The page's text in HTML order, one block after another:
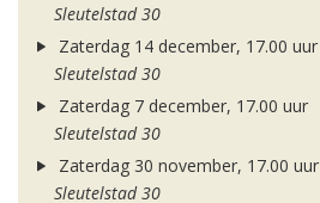
Sleutelstad 30
Zaterdag 14 december, 17.00 uur
Sleutelstad 30
Zaterdag 7 december, 17.00 uur
Sleutelstad 30
Zaterdag 30 november, 17.00 uur
Sleutelstad 30